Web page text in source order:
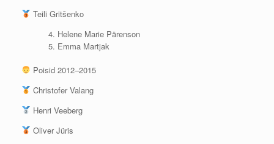
Teili Gritšenko
Helene Marie Pärenson
Emma Martjak
Poisid 2012–2015
Christofer Valang
Henri Veeberg
Oliver Jüris